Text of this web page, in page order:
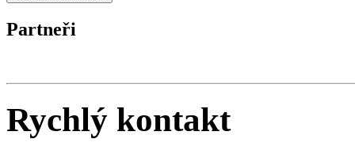
Partneři
Rychlý kontakt